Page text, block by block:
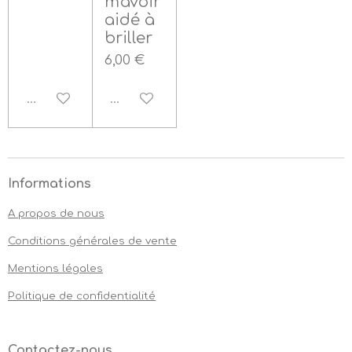
Désactivé
aidé à
briller
6,00 €
Désactivé
Informations
A propos de nous
Conditions générales de vente
Mentions légales
Politique de confidentialité